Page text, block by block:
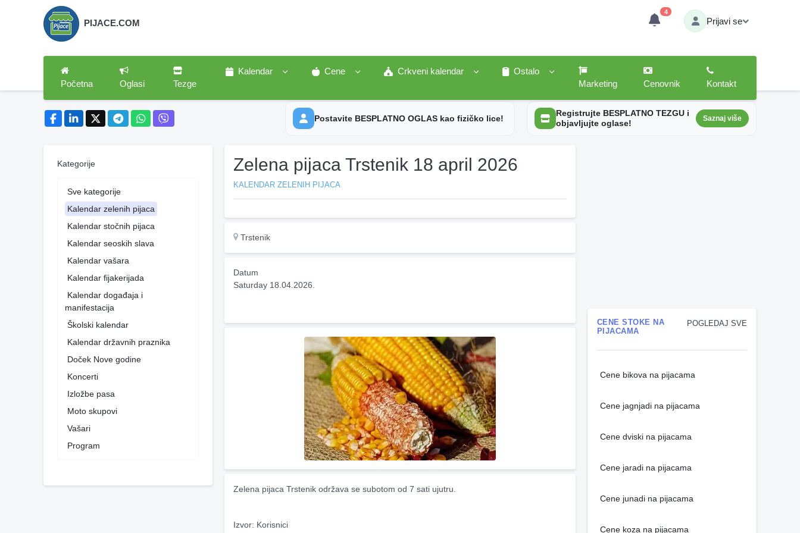
PIJACE.COM
4
Prijavi se
Početna Oglasi Tezge
Kalendar Cene Crkveni kalendar
Ostalo
Marketing
Cenovnik Kontakt
Postavite BESPLATNO OGLAS kao fizičko lice!
Registrujte BESPLATNO TEZGU i
objavljujte oglase!
Saznaj više
Kategorije
Sve kategorije
Kalendar zelenih pijaca
Kalendar stočnih pijaca
Kalendar seoskih slava
Kalendar vašara
Kalendar fijakerijada
Kalendar događaja i
manifestacija
Školski kalendar
Kalendar državnih praznika
Doček Nove godine
Koncerti
Izložbe pasa
Moto skupovi
Vašari
Program
Zelena pijaca Trstenik 18 april 2026
KALENDAR ZELENIH PIJACA
Trstenik
Datum
Saturday 18.04.2026.
Zelena pijaca Trstenik održava se subotom od 7 sati ujutru.
Izvor: Korisnici
POGLEDAJ SVE
CENE STOKE NA
PIJACAMA
Cene bikova na pijacama
Cene jagnjadi na pijacama
Cene dviski na pijacama
Cene jaradi na pijacama
Cene junadi na pijacama
Cene koza na pijacama